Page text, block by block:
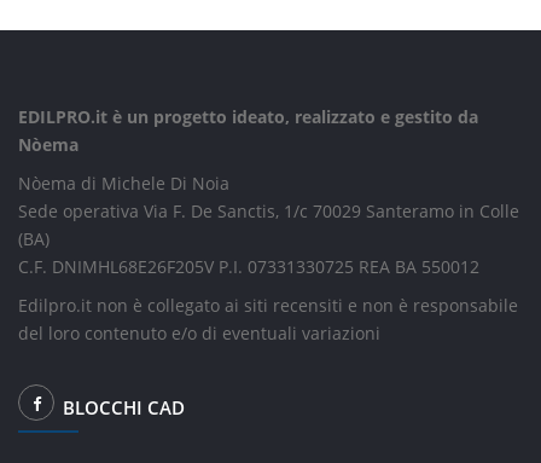
EDILPRO.it è un progetto ideato, realizzato e gestito da
Nòema
Nòema di Michele Di Noia
Sede operativa Via F. De Sanctis, 1/c 70029 Santeramo in Colle
(BA)
C.F. DNIMHL68E26F205V P.I. 07331330725 REA BA 550012
Edilpro.it non è collegato ai siti recensiti e non è responsabile
del loro contenuto e/o di eventuali variazioni
BLOCCHI CAD